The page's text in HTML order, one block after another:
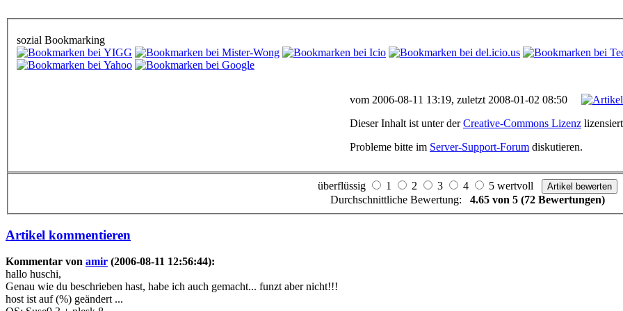
sozial Bookmarking
vom 2006-08-11 13:19, zuletzt 2008-01-02 08:50
Dieser Inhalt ist unter derCreative-Commons Lizenz
Probleme bitte im Server-Support-Forum diskutieren.
überflüssig 1 2 3 4
5 wertvoll
Durchschnittliche Bewertung: 4.65 von 5 (72 Bewertungen)
Artikel kommentieren
Kommentar von amir (2006-08-11 12:56:44):
hallo huschi,
Genau wie du beschrieben hast, habe ich auch gemacht... funzt aber nicht!!!
host ist auf (%) geändert ...